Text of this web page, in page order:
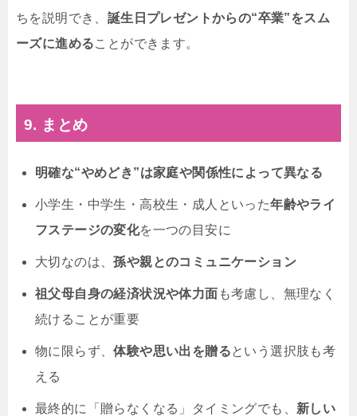
ちを説明でき、 誕生日プレゼントからの“卒業”をスム
ーズに進めることができます。
9. まとめ
明確な“やめどき”は家庭や関係性によって異なる
小学生・中学生・高校生・成人といった年齢やライ
フステージの変化を一つの目安に
大切なのは、孫や親とのコミュニケーション
祖父母自身の経済状況や体力面 も考慮し、無理なく
続けることが重要
物に限らず、体験や思い出を贈るという選択肢も考
える
最終的に「贈らなくなる」タイミングでも、 新しい